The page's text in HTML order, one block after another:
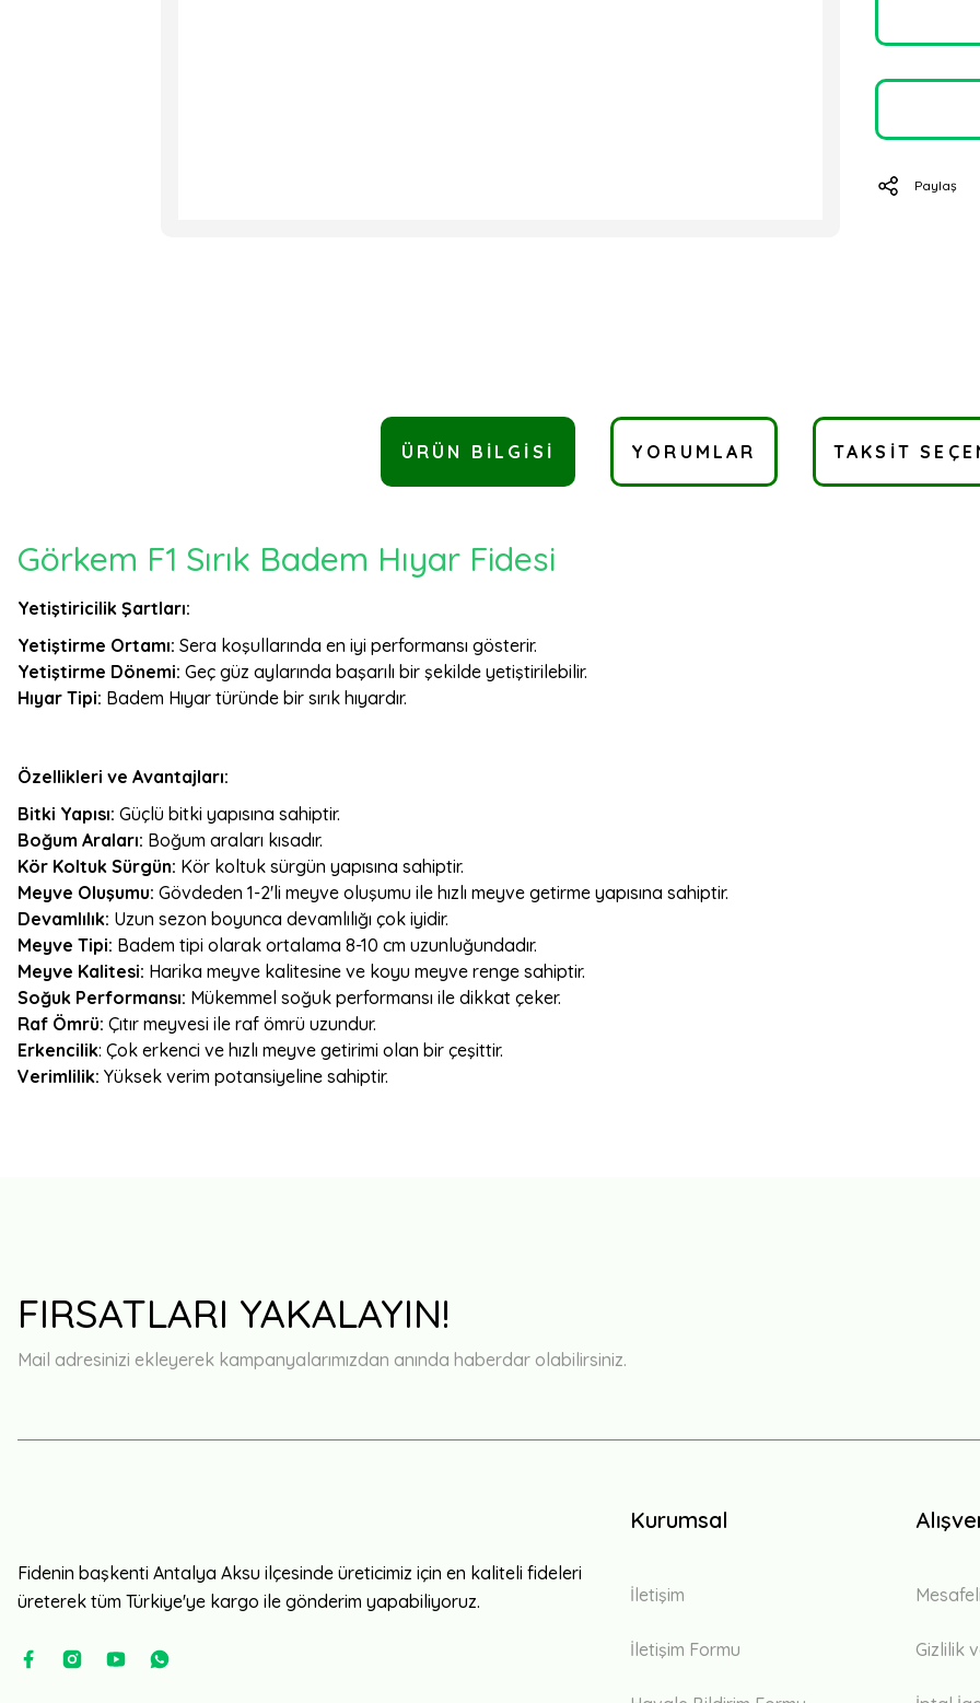
Paylaş
ÜRÜN BILGISI YORUMLAR TAKSIT
Görkem F1 Sırık Badem Hıyar Fidesi
Yetiştiricilik Şartları:
Yetiştirme Ortamı: Sera koşullarında en iyi performansı gösterir.
Yetiştirme Dönemi: Geç güz aylarında başarılı bir şekilde yetiştirilebilir.
Hıyar Tipi: Badem Hıyar türünde bir sırık hıyardır.
Özellikleri ve Avantajları:
Bitki Yapısı: Güçlü bitki yapısına sahiptir.
Boğum Araları: Boğum araları kısadır.
Kör Koltuk Sürgün: Kör koltuk sürgün yapısına sahiptir.
Meyve Oluşumu: Gövdeden 1-2'li meyve oluşumu ile hızlı meyve getirme yapısına sahiptir.
Devamlılık: Uzun sezon boyunca devamlılığı çok iyidir.
Meyve Tipi: Badem tipi olarak ortalama 8-10 cm uzunluğundadır.
Meyve Kalitesi: Harika meyve kalitesine ve koyu meyve renge sahiptir.
Soğuk Performansı: Mükemmel soğuk performansı ile dikkat çeker.
Raf Ömrü: Çıtır meyvesi ile raf ömrü uzundur.
Erkencilik: Çok erkenci ve hızlı meyve getirimi olan bir çeşittir.
Verimlilik: Yüksek verim potansiyeline sahiptir.
FIRSATLARI YAKALAYIN!
Mail adresinizi ekleyerek kampanyalarımızdan anında haberdar olabilirsiniz.
Fidenin başkenti Antalya Aksu ilçesinde üreticimiz için en kaliteli fideleri
üreterek tüm Türkiye'ye kargo ile gönderim yapabiliyoruz.
Kurumsal
İletişim
İletişim Formu Gizlilik